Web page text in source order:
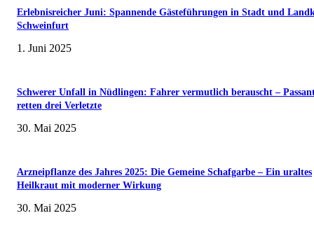
Erlebnisreicher Juni: Spannende Gästeführungen in Stadt und
Schweinfurt
1. Juni 2025
Schwerer Unfall in Nüdlingen: Fahrer vermutlich berauscht –
retten drei Verletzte
30. Mai 2025
Arzneipflanze des Jahres 2025: Die Gemeine Schafgarbe – Ein uraltes
Heilkraut mit moderner Wirkung
30. Mai 2025